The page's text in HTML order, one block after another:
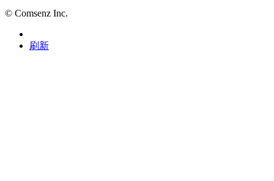
© Comsenz Inc.
刷新